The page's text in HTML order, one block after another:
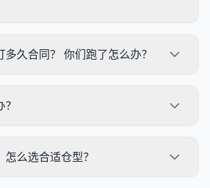
久合同？ 你们跑了怎么办？
么选合适仓型？